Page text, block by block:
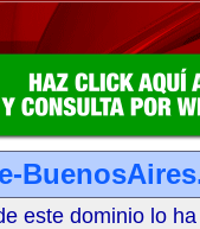
e-
este dominio lo